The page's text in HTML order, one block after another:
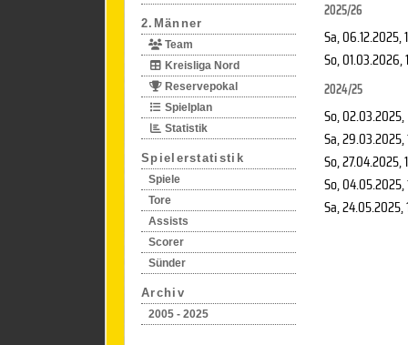
2.Männer
Team
Kreisliga Nord
Reservepokal
Spielplan
Statistik
Spielerstatistik
Spiele
Tore
Assists
Scorer
Sünder
Archiv
2005 - 2025
2025/26
Sa, 06.12.2025,
So, 01.03.2026,
2024/25
So, 02.03.2025,
Sa, 29.03.2025,
So, 27.04.2025,
So, 04.05.2025,
Sa, 24.05.2025,